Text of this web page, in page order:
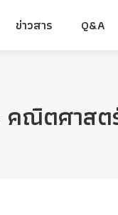
ข่าวสาร Q&A
คณิตศาสต
ข่าวสาร Q&A